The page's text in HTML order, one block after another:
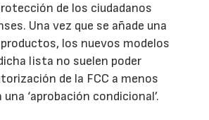
de los ciudadanos
Una vez que se añade una
los nuevos modelos
lista no suelen poder
de la FCC a menos
‘aprobación condicional’.